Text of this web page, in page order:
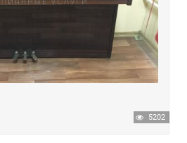
5202